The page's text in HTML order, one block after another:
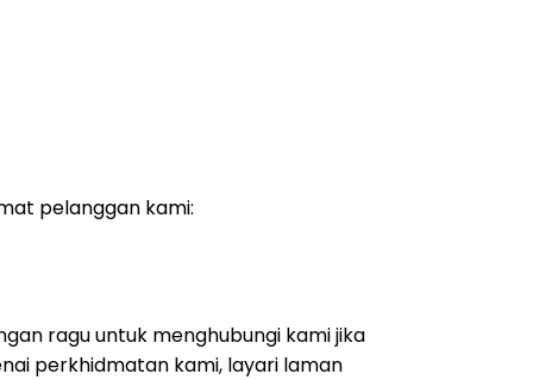
pelanggan kami:
ragu untuk menghubungi kami jika
perkhidmatan kami, layari laman